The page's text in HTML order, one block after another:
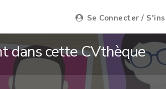
Se Connecter /
dans cette CVthèque